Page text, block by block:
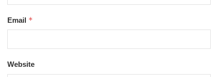
Email *
Website